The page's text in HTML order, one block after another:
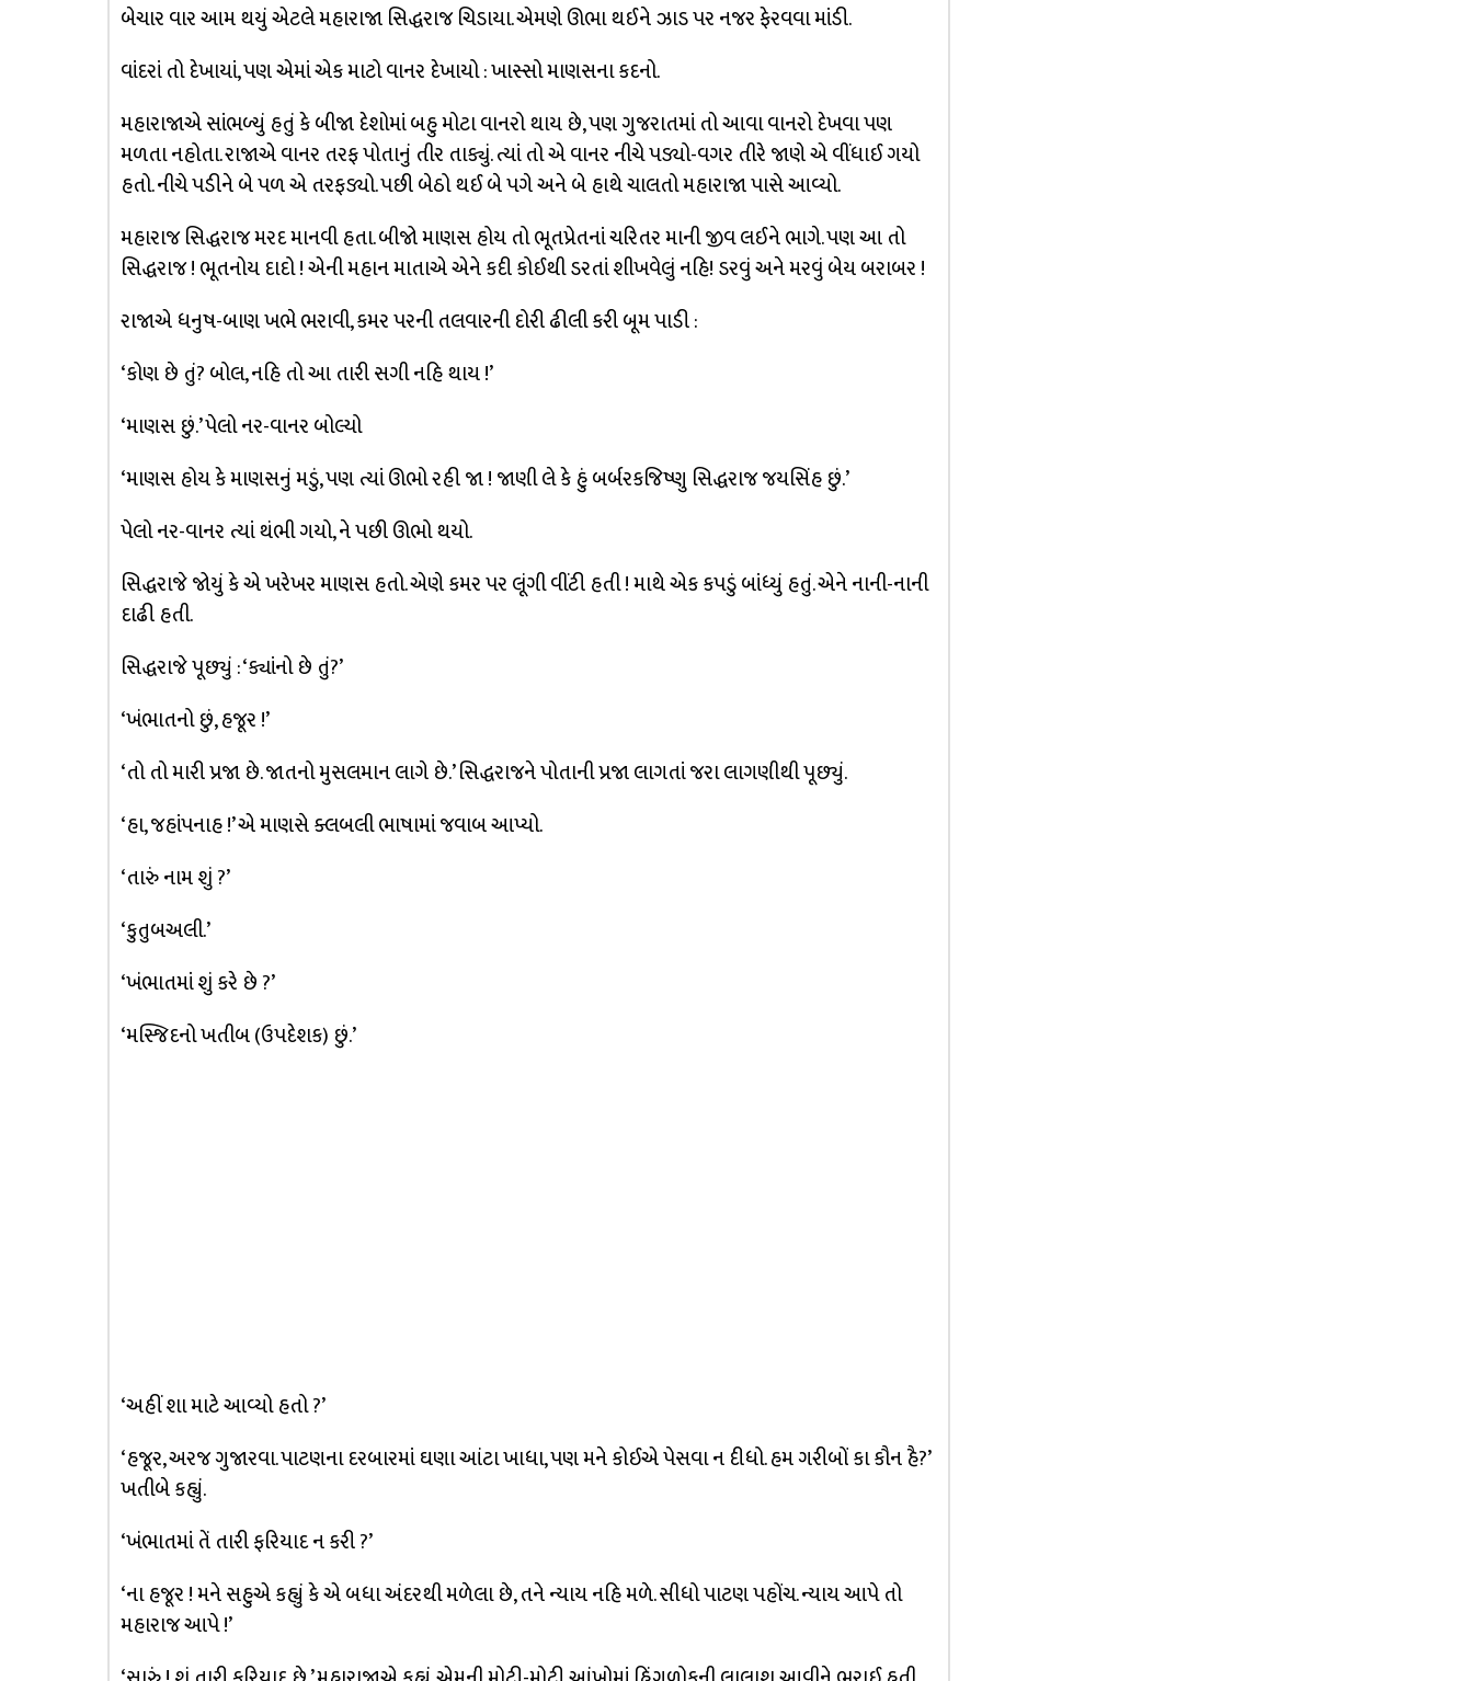
બેચાર વાર આમ થયું એટલે મહારાજા સિદ્ધરાજ ચિડાયા. એમણે ઊભા થઈને ઝાડ પર નજર ફેરવવા માંડી.
વાંદરાં તો દેખાયાં, પણ એમાં એક માટો વાનર દેખાયો : ખાસ્સો માણસના કદનો.
મહારાજાએ સાંભળ્યું હતું કે બીજા દેશોમાં બહુ મોટા વાનરો થાય છે, પણ ગુજરાતમાં તો આવા વાનરો દેખવા પણ
મળતા નહોતા. રાજાએ વાનર તરફ પોતાનું તીર તાક્યું. ત્યાં તો એ વાનર નીચે પડ્યો-વગર તીરે જાણે એ વીંધાઈ ગયો
હતો. નીચે પડીને બે પળ એ તરફડ્યો. પછી બેઠો થઈ બે પગે અને બે હાથે ચાલતો મહારાજા પાસે આવ્યો.
મહારાજ સિદ્ધરાજ મરદ માનવી હતા. બીજો માણસ હોય તો ભૂતપ્રેતનાં ચરિતર માની જીવ લઈને ભાગે. પણ આ તો
સિદ્ધરાજ ! ભૂતનોય દાદો ! એની મહાન માતાએ એને કદી કોઈથી ડરતાં શીખવેલું નહિ! ડરવું અને મરવું બેય બરાબર !
રાજાએ ધનુષ-બાણ ખભે ભરાવી, કમર પરની તલવારની દોરી ઢીલી કરી બૂમ પાડી :
‘કોણ છે તું? બોલ, નહિ તો આ તારી સગી નહિ થાય !’
‘માણસ છું.’ પેલો નર-વાનર બોલ્યો
‘માણસ હોય કે માણસનું મડું, પણ ત્યાં ઊભો રહી જા ! જાણી લે કે હું બર્બરકજિષ્ણુ સિદ્ધરાજ જયસિંહ છું.’
પેલો નર-વાનર ત્યાં થંભી ગયો, ને પછી ઊભો થયો.
સિદ્ધરાજે જોયું કે એ ખરેખર માણસ હતો. એણે કમર પર લૂંગી વીંટી હતી ! માથે એક કપડું બાંધ્યું હતું. એને નાની-નાની
દાઢી હતી.
સિદ્ધરાજે પૂછ્યું : ‘ક્યાંનો છે તું?’
‘ખંભાતનો છું, હજૂર !’
‘તો તો મારી પ્રજા છે. જાતનો મુસલમાન લાગે છે.’ સિદ્ધરાજને પોતાની પ્રજા લાગતાં જરા લાગણીથી પૂછ્યું.
‘હા, જહાંપનાહ !’ એ માણસે ક્લબલી ભાષામાં જવાબ આપ્યો.
‘તારું નામ શું ?’
‘કુતુબઅલી.’
‘ખંભાતમાં શું કરે છે ?’
‘મસ્જિદનો ખતીબ (ઉપદેશક) છું.’
‘અહીં શા માટે આવ્યો હતો ?’
‘હજૂર, અરજ ગુજારવા. પાટણના દરબારમાં ઘણા આંટા ખાધા, પણ મને કોઈએ પેસવા ન દીધો. હમ ગરીબોં કા કૌન હૈ?’
ખતીબે કહ્યું.
‘ખંભાતમાં તેં તારી ફરિયાદ ન કરી ?’
‘ના હજૂર ! મને સહુએ કહ્યું કે એ બધા અંદરથી મળેલા છે, તને ન્યાય નહિ મળે. સીધો પાટણ પહોંચ. ન્યાય આપે તો
મહારાજ આપે !’